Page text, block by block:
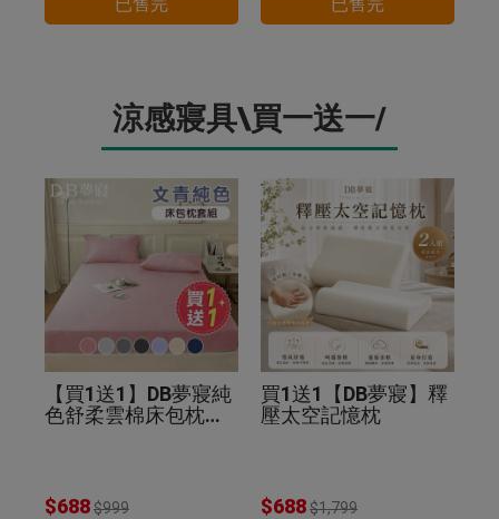
已售完 已售完
涼感寢具\買一送一/
【買1送1】DB夢寢純
色舒柔雲棉床包枕套
$688$999
買1送1【DB夢寢】釋
壓太空記憶枕
$688$1,799